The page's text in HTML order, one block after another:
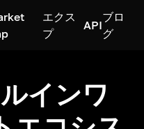
エクス
プ
API
ブロ
グ
インワ